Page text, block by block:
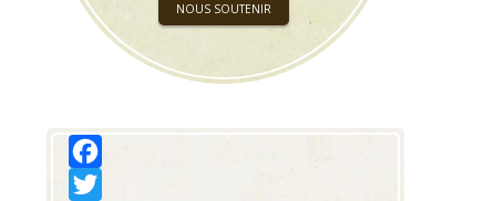
NOUS SOUTENIR
Facebook